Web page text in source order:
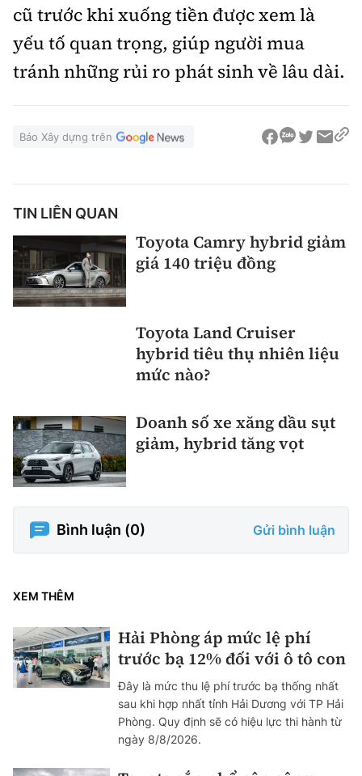
cũ trước khi xuống tiền được xem là
yếu tố quan trọng, giúp người mua
tránh những rủi ro phát sinh về lâu dài.
Báo Xây dựng trên
TIN LIÊN QUAN
Toyota Camry hybrid giảm
giá 140 triệu đồng
Toyota Land Cruiser
hybrid tiêu thụ nhiên liệu
mức nào?
Doanh số xe xăng dầu sụt
giảm, hybrid tăng vọt
Bình luận (0) Gửi bình luận
XEM THÊM
Hải Phòng áp mức lệ phí
trước bạ 12% đối với ô tô con
Đây là mức thu lệ phí trước bạ thống nhất
sau khi hợp nhất tỉnh Hải Dương với TP Hải
Phòng. Quy định sẽ có hiệu lực thi hành từ
ngày 8/8/2026.